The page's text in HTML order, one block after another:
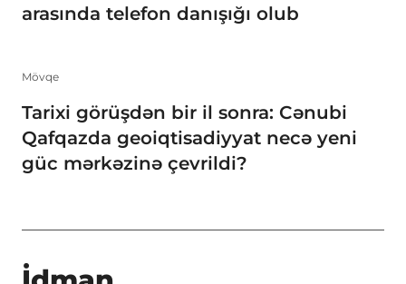
arasında telefon danışığı olub
Mövqe
Tarixi görüşdən bir il sonra: Cənubi
Qafqazda geoiqtisadiyyat necə yeni
güc mərkəzinə çevrildi?